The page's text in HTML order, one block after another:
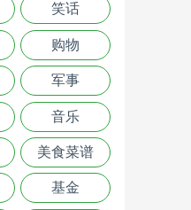
笑话
购物
军事
音乐
美食菜谱
基金